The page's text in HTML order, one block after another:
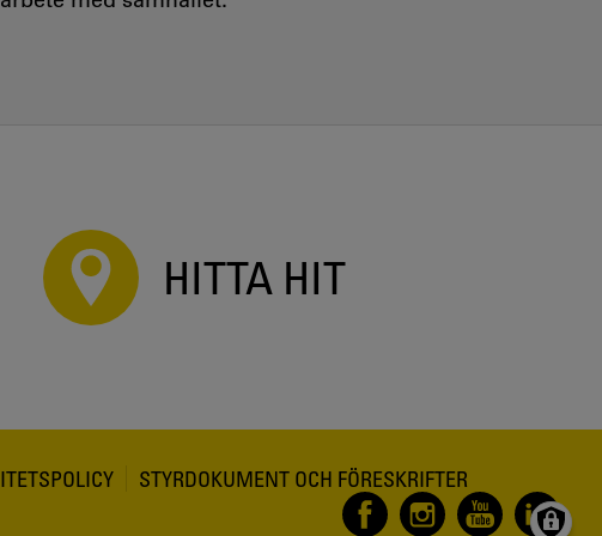
HITTA HIT
STYRDOKUMENT OCH FÖRESKRIFTER